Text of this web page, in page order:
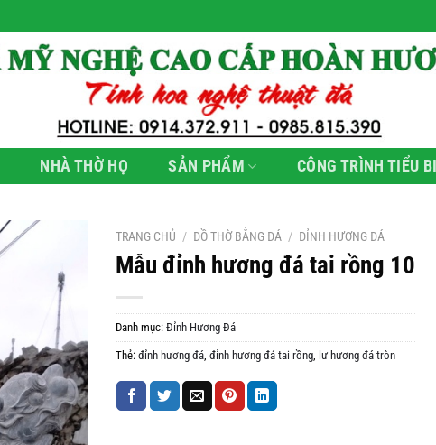
NHÀ THỜ HỌ SẢN PHẨM CÔNG TRÌNH TIỂU
TRANG CHỦ / ĐỒ THỜ BẰNG ĐÁ / ĐỈNH HƯƠNG ĐÁ
Mẫu đỉnh hương đá tai rồng 10
Danh mục: Đỉnh Hương Đá
Thẻ: đỉnh hương đá, đỉnh hương đá tai rồng, lư hương đá tròn